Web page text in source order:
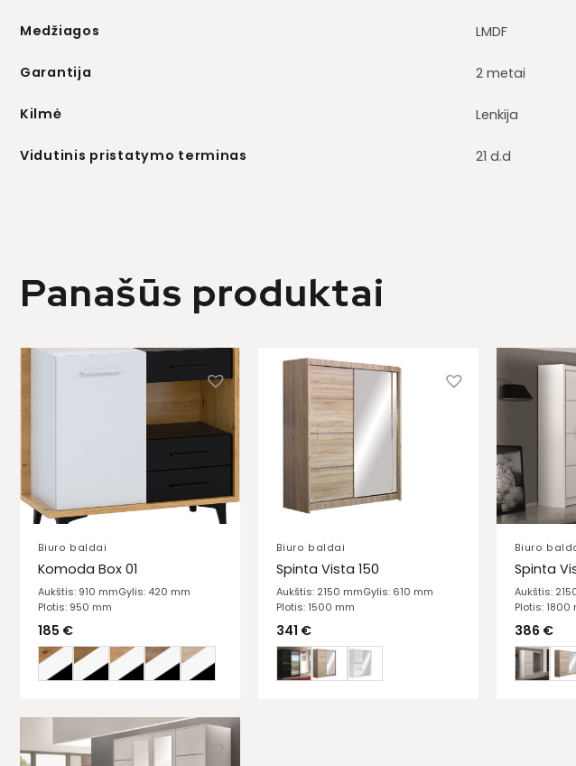
Medžiagos LMDF
Garantija 2 metai
Kilmė Lenkija
Vidutinis pristatymo terminas 21 d.d
Panašūs produktai
Biuro baldai
Komoda Box 01
Aukštis: 910 mmGylis: 420 mm
Plotis: 950 mm
185 €
Biuro baldai
Spinta Vista 150
Aukštis: 2150 mmGylis: 610 mm
Plotis: 1500 mm
341 €
Biuro
Spinta
Aukštis:
Plotis: 1800
386 €